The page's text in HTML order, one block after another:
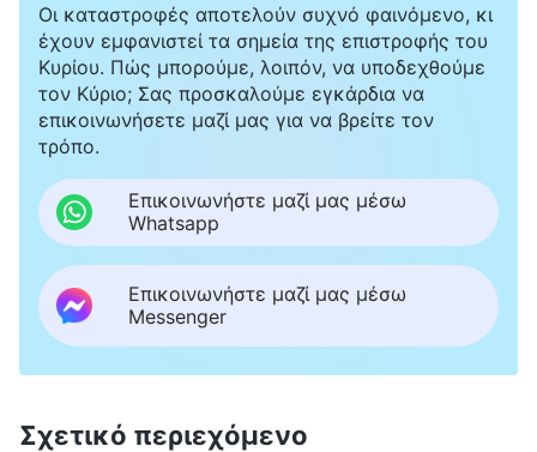
Οι καταστροφές αποτελούν συχνό φαινόμενο, κι
έχουν εμφανιστεί τα σημεία της επιστροφής του
Κυρίου. Πώς μπορούμε, λοιπόν, να υποδεχθούμε
τον Κύριο; Σας προσκαλούμε εγκάρδια να
επικοινωνήσετε μαζί μας για να βρείτε τον
τρόπο.
Επικοινωνήστε μαζί μας μέσω
Whatsapp
Επικοινωνήστε μαζί μας μέσω
Messenger
Σχετικό περιεχόμενο